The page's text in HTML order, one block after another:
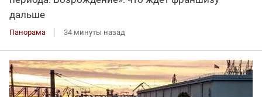
дальше
Панорама 34 минуты назад